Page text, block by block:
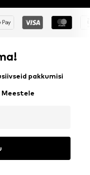
pakkumisi
Meestele